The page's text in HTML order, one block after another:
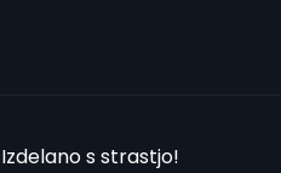
s strastjo!